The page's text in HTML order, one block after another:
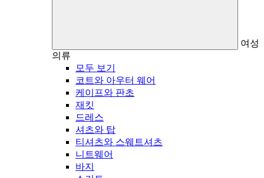
여성
의류
모두 보기
코트와 아우터 웨어
케이프와 판초
재킷
드레스
셔츠와 탑
티셔츠와 스웨트셔츠
니트웨어
바지